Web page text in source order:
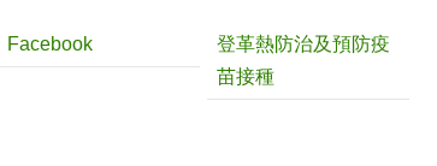
Facebook
登革熱防治及預防疫
苗接種